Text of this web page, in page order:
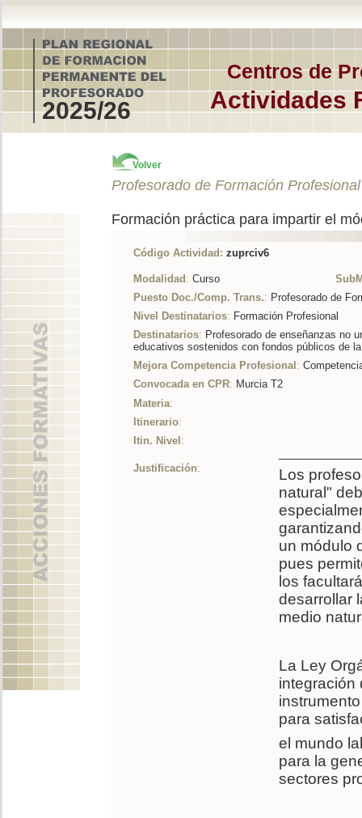
Centros de
Actividades
2025/26
Volver
Profesorado de Formación Profesional
Formación práctica para impartir el
Código Actividad: zuprciv6
Modalidad : Curso
Puesto Doc./Comp. Trans.: Profesorado de
Nivel Destinatarios: Formación Profesional
Destinatarios: Profesorado de enseñanzas no
educativos sostenidos con fondos públicos de
Mejora Competencia Profesional :
Convocada en CPR: Murcia T2
Materia:
Itinerario:
Itin. Nivel :
Justificación:
Los
natural"
un módulo
pues
los
desarrollar
medio
La Ley
integración
para
el mundo
para la
sectores